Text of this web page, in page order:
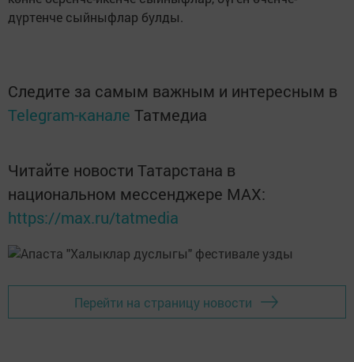
дүртенче сыйныфлар булды.
Следите за самым важным и интересным в
Telegram-канале Татмедиа
Читайте новости Татарстана в
национальном мессенджере MАХ:
https://max.ru/tatmedia
Перейти на страницу новости